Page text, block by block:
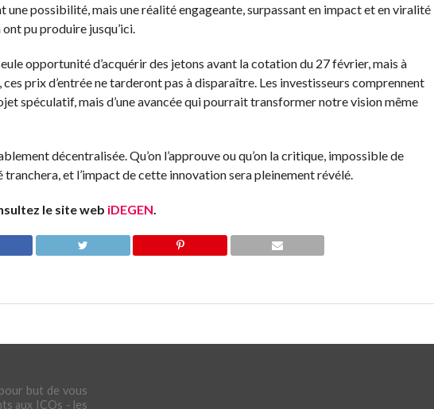
une possibilité, mais une réalité engageante, surpassant en impact et en viralité
pu produire jusqu’ici.
opportunité d’acquérir des jetons avant la cotation du 27 février, mais à
prix d’entrée ne tarderont pas à disparaître. Les investisseurs comprennent
spéculatif, mais d’une avancée qui pourrait transformer notre vision même
décentralisée. Qu’on l’approuve ou qu’on la critique, impossible de
tranchera, et l’impact de cette innovation sera pleinement révélé.
le site web iDEGEN
but de vous
aux ICOs - les